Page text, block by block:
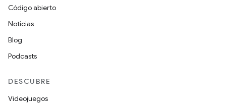
Código abierto
Noticias
Blog
Podcasts
DESCUBRE
Videojuegos